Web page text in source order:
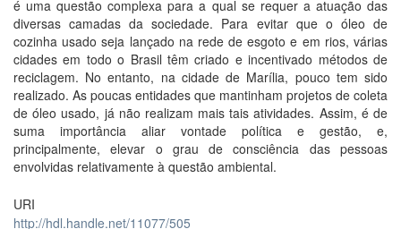
é uma questão complexa para a qual se requer a atuação das
diversas camadas da sociedade. Para evitar que o óleo de
cozinha usado seja lançado na rede de esgoto e em rios, várias
cidades em todo o Brasil têm criado e incentivado métodos de
reciclagem. No entanto, na cidade de Marília, pouco tem sido
realizado. As poucas entidades que mantinham projetos de coleta
de óleo usado, já não realizam mais tais atividades. Assim, é de
suma importância aliar vontade política e gestão, e,
principalmente, elevar o grau de consciência das pessoas
envolvidas relativamente à questão ambiental.
URI
http://hdl.handle.net/11077/505